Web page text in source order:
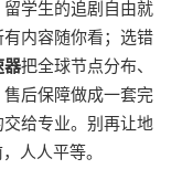
学生的追剧自由就
内容随你看；选错
器把全球节点分布、
后保障做成一套完
给专业。别再让地
人人平等。